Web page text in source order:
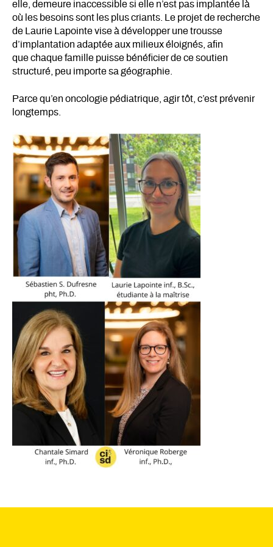
elle, demeure inaccessible si elle n’est pas implantée là
où les besoins sont les plus criants. Le projet de recherche
de Laurie Lapointe vise à développer une trousse
d’implantation adaptée aux milieux éloignés, afin
que chaque famille puisse bénéficier de ce soutien
structuré, peu importe sa géographie.
Parce qu’en oncologie pédiatrique, agir tôt, c’est prévenir
longtemps.